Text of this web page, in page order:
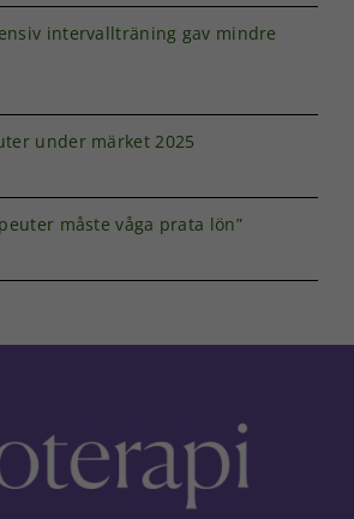
intervallträning gav mindre
under märket 2025
måste våga prata lön”